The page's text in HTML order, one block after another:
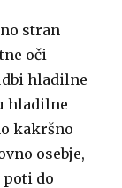
stran
oči
hladilne
hladilne
kakršno
osebje,
poti do